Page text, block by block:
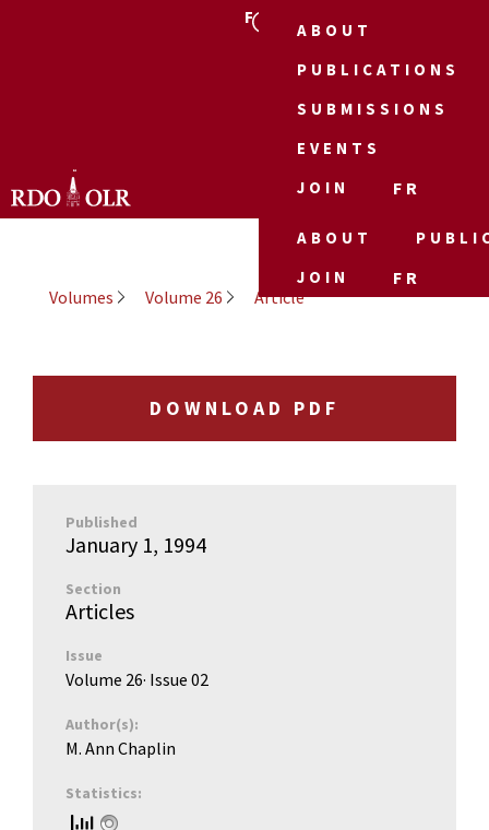
FR
ABOUT
PUBLICATIONS
SUBMISSIONS
EVENTS
JOIN
FR
ABOUT
JOIN
FR
Volumes
Volume 26 Article
DOWNLOAD PDF
Published
January 1, 1994
Section
Articles
Issue
Volume 26· Issue 02
Author(s):
M. Ann Chaplin
Statistics: